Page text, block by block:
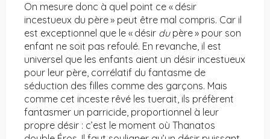
On mesure donc à quel point ce « désir
incestueux du père » peut être mal compris. Car il
est exceptionnel que le « désir dupère » pour son
enfant ne soit pas refoulé. En revanche, il est
universel que les enfants aient un désir incestueux
pour leur père, corrélatif du fantasme de
séduction des filles comme des garçons. Mais
comme cet inceste rêvé les tuerait, ils préfèrent
fantasmer un parricide, proportionnel à leur
propre désir : c’est le moment où Thanatos